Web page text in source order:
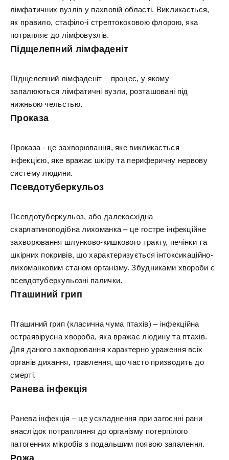
лімфатичних вузлів у пахвовій області. Викликається,
як правило, стафіло-і стрептококовою флорою, яка
потрапляє до лімфовузлів.
Підщелепний лімфаденіт
Підщелепний лімфаденіт – процес, у якому
запалюються лімфатичні вузли, розташовані під
нижньою чельстью.
Проказа
Проказа - це захворювання, яке викликається
інфекцією, яке вражає шкіру та периферичну нервову
систему людини.
Псевдотуберкульоз
Псевдотуберкульоз, або далекосхідна
скарлатиноподібна лихоманка – це гостре інфекційне
захворювання шлунково-кишкового тракту, печінки та
шкірних покривів, що характеризується інтоксикаційно-
лихоманковим станом організму. Збудниками хвороби є
псевдотуберкульозні палички.
Пташиний грип
Пташиний грип (класична чума птахів) – інфекційна
остраявірусна хвороба, яка вражає людину та птахів.
Для даного захворювання характерно ураження всіх
органів дихання, травлення, що часто призводить до
смерті.
Ранева інфекція
Ранева інфекція – це ускладнення при загоєнні рани
внаслідок потрапляння до організму потерпілого
патогенних мікробів з подальшим появою запалення.
Рожа